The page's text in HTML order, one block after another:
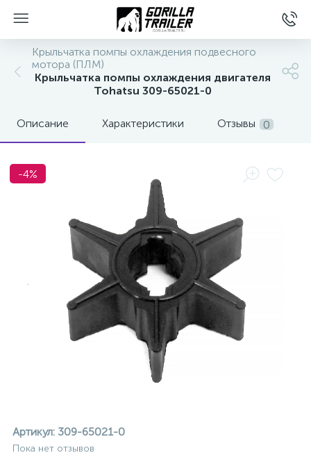
Крыльчатка помпы охлаждения подвесного
мотора (ПЛМ)
Крыльчатка помпы охлаждения двигателя
Tohatsu 309-65021-0
Описание Характеристики Отзывы 0
-4%
Артикул: 309-65021-0
Пока нет отзывов